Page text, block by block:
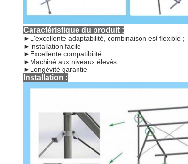
Caractéristique du produit :
► L'excellente adaptabilité, combinaison est flexible ;
►Installation facile
►Excellente compatibilité
►Machiné aux niveaux élevés
►Longévité garantie
Installation :